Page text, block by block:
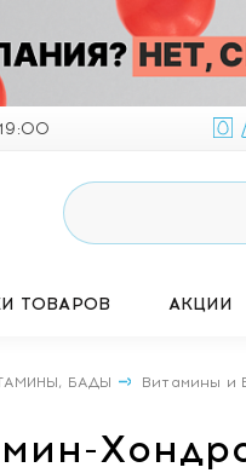
ТОВАРОВ АКЦИИ
БАДЫ Витамины и